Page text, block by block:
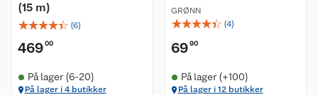
(15 m)
☆☆☆☆☆ (6)
46900
På lager (6-20)
På lager i 4 butikker
GRØNN
☆☆☆☆☆ (4)
6990
På lager (+100)
På lager i 12 butikker